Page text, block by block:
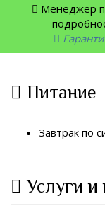
Менеджер
Питание
Завтрак по
Услуги и